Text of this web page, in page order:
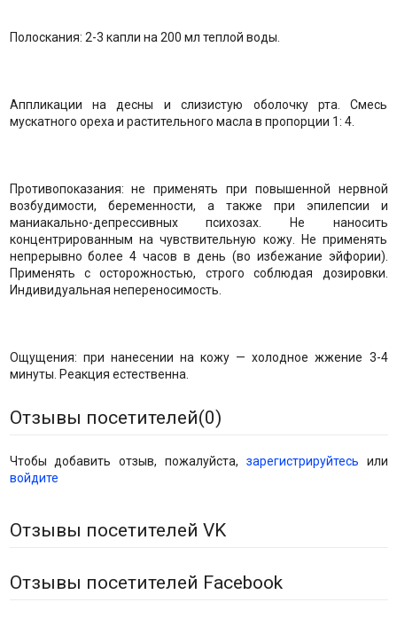
Полоскания: 2-3 капли на 200 мл теплой воды.
Аппликации на десны и слизистую оболочку рта. Смесь
мускатного ореха и растительного масла в пропорции 1: 4.
Противопоказания: не применять при повышенной нервной
возбудимости, беременности, а также при эпилепсии и
маниакально-депрессивных психозах. Не наносить
концентрированным на чувствительную кожу. Не применять
непрерывно более 4 часов в день (во избежание эйфории).
Применять с осторожностью, строго соблюдая дозировки.
Индивидуальная непереносимость.
Ощущения: при нанесении на кожу — холодное жжение 3-4
минуты. Реакция естественна.
Отзывы посетителей(0)
Чтобы добавить отзыв, пожалуйста, зарегистрируйтесь или
войдите
Отзывы посетителей VK
Отзывы посетителей Facebook